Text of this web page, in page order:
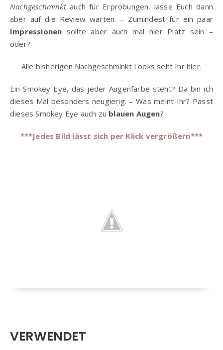
Nachgeschminktauch für Erprobungen, lasse Euch dann
aber auf die Review warten. – Zumindest für ein paar
Impressionen sollte aber auch mal hier Platz sein –
oder?
Alle bisherigen Nachgeschminkt Looks seht Ihr hier.
Ein Smokey Eye, das jeder Augenfarbe steht? Da bin ich
dieses Mal besonders neugierig. – Was meint Ihr? Passt
dieses Smokey Eye auch zu blauen Augen?
***Jedes Bild lässt sich per Klick vergrößern***
VERWENDET